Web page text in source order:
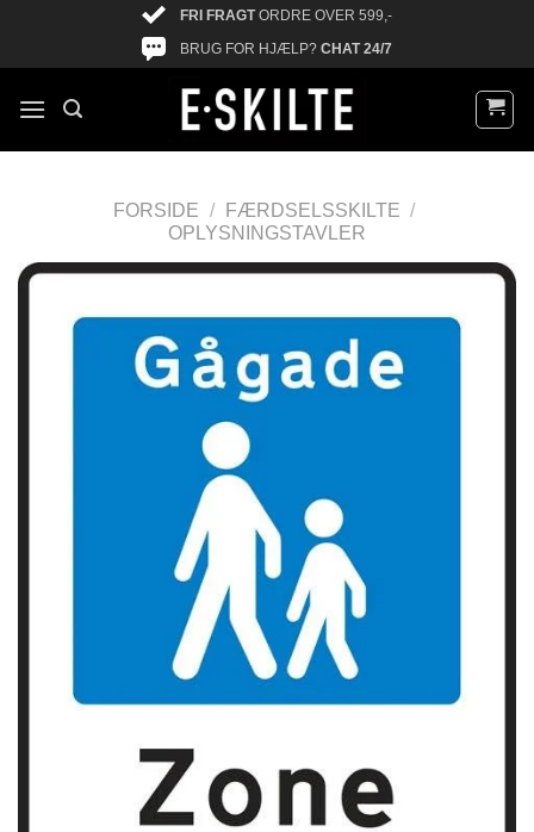
FRI FRAGTORDRE OVER 599,-
BRUG FOR HJÆLP? CHAT 24/7
FORSIDE / FÆRDSELSSKILTE /
OPLYSNINGSTAVLER